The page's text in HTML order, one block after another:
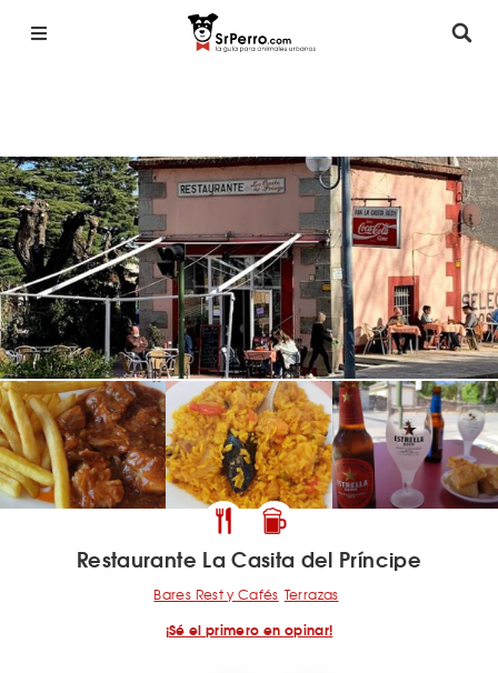
Restaurante La Casita del Príncipe
Bares Rest y Cafés Terrazas
¡Sé el primero en opinar!